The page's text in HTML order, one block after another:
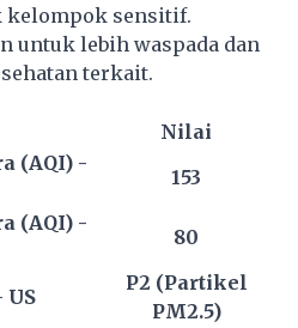
kelompok sensitif.
untuk lebih waspada dan
terkait.
Nilai
(AQI) -
153
(AQI) -
80
US
P2 (Partikel
PM2.5)